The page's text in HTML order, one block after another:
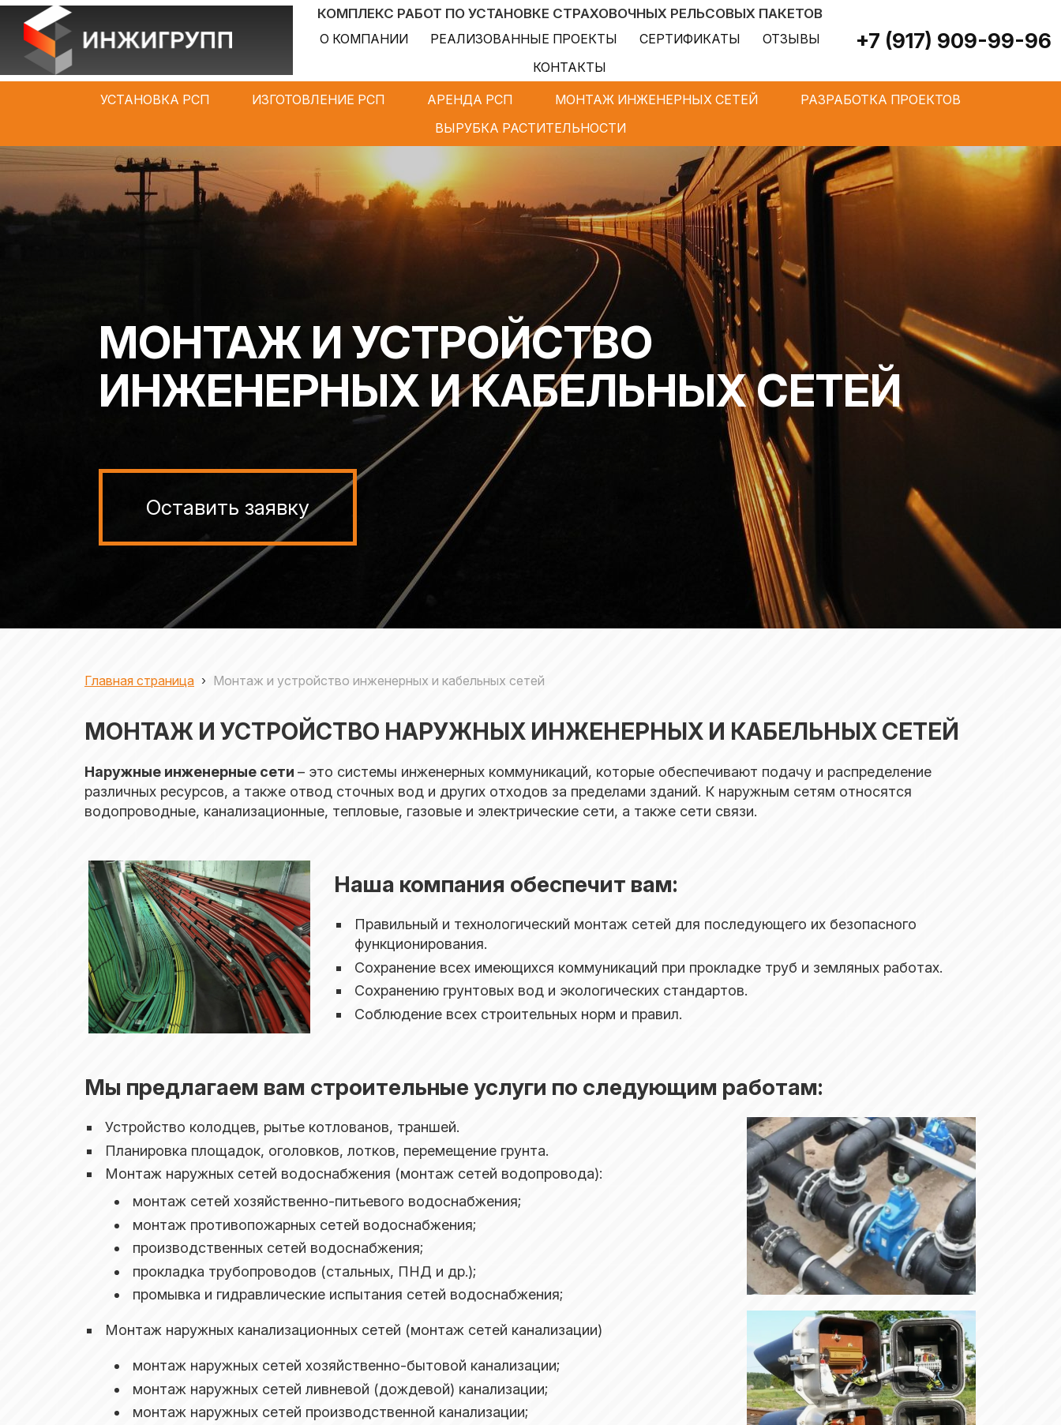
КОМПЛЕКС РАБОТ ПО УСТАНОВКЕ СТРАХОВОЧНЫХ РЕЛЬСОВЫХ ПАКЕТОВ
О КОМПАНИИ
РЕАЛИЗОВАННЫЕ ПРОЕКТЫ СЕРТИФИКАТЫ
ОТЗЫВЫ
КОНТАКТЫ
+7 (917) 909-99-96
УСТАНОВКА РСП ИЗГОТОВЛЕНИЕ РСП АРЕНДА РСП МОНТАЖ ИНЖЕНЕРНЫХ СЕТЕЙ
РАЗРАБОТКА ПРОЕКТОВ
ВЫРУБКА РАСТИТЕЛЬНОСТИ
МОНТАЖ И УСТРОЙСТВО
ИНЖЕНЕРНЫХ И КАБЕЛЬНЫХ СЕТЕЙ
Оставить заявку
Главная страница › Монтаж и устройство инженерных и кабельных сетей
МОНТАЖ И УСТРОЙСТВО НАРУЖНЫХ ИНЖЕНЕРНЫХ И КАБЕЛЬНЫХ СЕТЕЙ
Наружные инженерные сети – это системы инженерных коммуникаций, которые обеспечивают подачу и распределение
различных ресурсов, а также отвод сточных вод и других отходов за пределами зданий. К наружным сетям относятся
водопроводные, канализационные, тепловые, газовые и электрические сети, а также сети связи.
Наша компания обеспечит вам:
Правильный и технологический монтаж сетей для последующего их безопасного
функционирования.
Сохранение всех имеющихся коммуникаций при прокладке труб и земляных работах.
Сохранению грунтовых вод и экологических стандартов.
Соблюдение всех строительных норм и правил.
Мы предлагаем вам строительные услуги по следующим работам:
Устройство колодцев, рытье котлованов, траншей.
Планировка площадок, оголовков, лотков, перемещение грунта.
Монтаж наружных сетей водоснабжения (монтаж сетей водопровода):
монтаж сетей хозяйственно-питьевого водоснабжения;
монтаж противопожарных сетей водоснабжения;
производственных сетей водоснабжения;
прокладка трубопроводов (стальных, ПНД и др.);
промывка и гидравлические испытания сетей водоснабжения;
Монтаж наружных канализационных сетей (монтаж сетей канализации)
монтаж наружных сетей хозяйственно-бытовой канализации;
монтаж наружных сетей ливневой (дождевой) канализации;
монтаж наружных сетей производственной канализации;